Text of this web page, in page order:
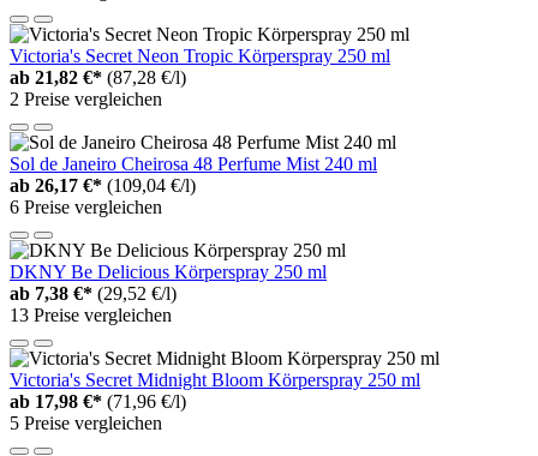
Victoria's Secret Neon Tropic Körperspray 250 ml
ab 21,82 €* (87,28 €/l)
2 Preise vergleichen
Sol de Janeiro Cheirosa 48 Perfume Mist 240 ml
ab 26,17 €* (109,04 €/l)
6 Preise vergleichen
DKNY Be Delicious Körperspray 250 ml
ab 7,38 €* (29,52 €/l)
13 Preise vergleichen
Victoria's Secret Midnight Bloom Körperspray 250 ml
ab 17,98 €* (71,96 €/l)
5 Preise vergleichen